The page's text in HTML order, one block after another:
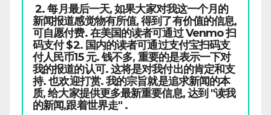
2. 每月最后一天, 如果大家对我这一个月的
新闻报道感觉物有所值, 得到了有价值的信息,
可自愿付费. 在美国的读者可通过 Venmo 扫
码支付 $2. 国内的读者可通过支付宝扫码支
付人民币15 元. 钱不多, 重要的是表示一下对
我的报道的认可. 这将是对我付出的肯定和支
持. 也欢迎打赏. 我的宗旨就是追求新闻的本
质, 给大家提供更多最新重要信息, 达到 "读我
的新闻,跟着世界走" .